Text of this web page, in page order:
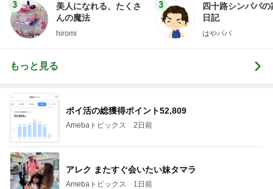
3
美人になれる、たくさ
んの魔法
hiromi
3
四十路シンパパの
日記
はやパパ
もっと見る
ポイ活の総獲得ポイント52,809
Amebaトピックス 2日前
アレク またすぐ会いたい妹タマラ
Amebaトピックス 1日前